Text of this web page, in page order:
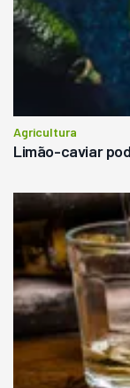
Agricultura
Limão-caviar